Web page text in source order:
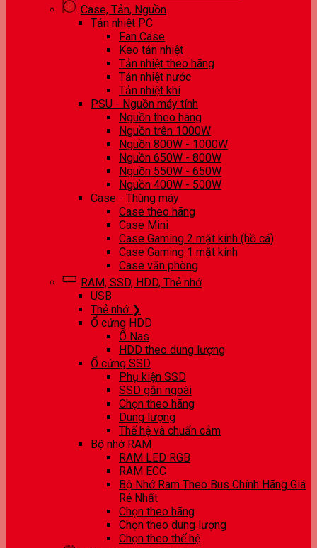
Case, Tản, Nguồn
Tản nhiệt PC
Fan Case
Keo tản nhiệt
Tản nhiệt theo hãng
Tản nhiệt nước
Tản nhiệt khí
PSU - Nguồn máy tính
Nguồn theo hãng
Nguồn trên 1000W
Nguồn 800W - 1000W
Nguồn 650W - 800W
Nguồn 550W - 650W
Nguồn 400W - 500W
Case - Thùng máy
Case theo hãng
Case Mini
Case Gaming 2 mặt kính (hồ cá)
Case Gaming 1 mặt kính
Case văn phòng
RAM, SSD, HDD, Thẻ nhớ
USB
Thẻ nhớ ❯
Ổ cứng HDD
Ổ Nas
HDD theo dung lượng
Ổ cứng SSD
Phụ kiện SSD
SSD gắn ngoài
Chọn theo hãng
Dung lượng
Thế hệ và chuẩn cắm
Bộ nhớ RAM
RAM LED RGB
RAM ECC
Bộ Nhớ Ram Theo Bus Chính Hãng Giá
Rẻ Nhất
Chọn theo hãng
Chọn theo dung lượng
Chọn theo thế hệ